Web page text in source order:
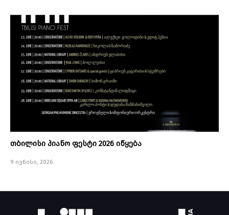
თბილისი პიანო ფესტი 2026 იწყება
9 ივნისი, 2026